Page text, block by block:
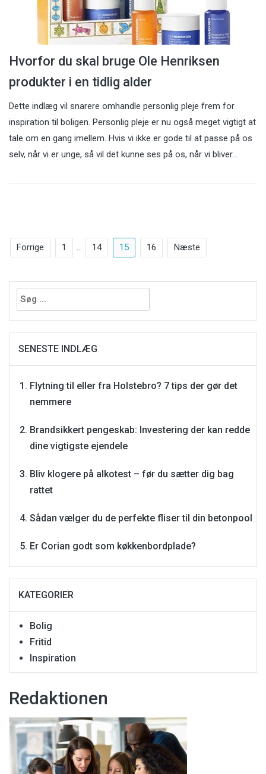
Hvorfor du skal bruge Ole Henriksen
produkter i en tidlig alder
Dette indlæg vil snarere omhandle personlig pleje frem for
inspiration til boligen. Personlig pleje er nu også meget vigtigt at
tale om en gang imellem. Hvis vi ikke er gode til at passe på os
selv, når vi er unge, så vil det kunne ses på os, når vi bliver…
Indlægsinddeling
Forrige 1 … 14 15 16 Næste
Søg
efter:
SENESTE INDLÆG
Flytning til eller fra Holstebro? 7 tips der gør det
nemmere
Brandsikkert pengeskab: Investering der kan redde
dine vigtigste ejendele
Bliv klogere på alkotest – før du sætter dig bag
rattet
Sådan vælger du de perfekte fliser til din betonpool
Er Corian godt som køkkenbordplade?
KATEGORIER
Bolig
Fritid
Inspiration
Redaktionen